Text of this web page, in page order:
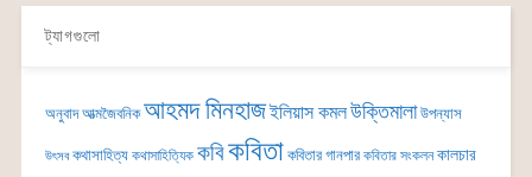
ট্যাগগুলো
অনুবাদ আত্মজৈবনিক আহমদ মিনহাজইলিয়াস কমলউক্তিমালা উপন্যাস
উৎসব কথাসাহিত্য কথাসাহিত্যিক কবিকবিতা কবিতার গানপার কবিতার সংকলন কালচার